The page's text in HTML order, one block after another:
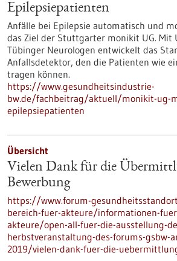
Epilepsiepatienten
Anfälle bei Epilepsie automatisch und
das Ziel der Stuttgarter monikit UG. Mit
Tübinger Neurologen entwickelt das
Anfallsdetektor, den die Patienten wie
tragen können.
https://www.gesundheitsindustrie-
bw.de/fachbeitrag/aktuell/monikit-ug-
epilepsiepatienten
Übersicht
Vielen Dank für die
Bewerbung
https://www.forum-
bereich-fuer-akteure/informationen-
akteure/open-all-fuer-die-ausstellung-
herbstveranstaltung-des-forums-gsbw-
2019/vielen-dank-fuer-die-